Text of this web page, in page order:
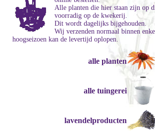
Alle planten die hier staan zijn op
voorradig op de kwekerij.
Dit wordt dagelijks bijgehouden.
Wij verzenden normaal binnen
hoogseizoen kan de levertijd oplopen.
alle planten
alle tuingerei
lavendelproducten